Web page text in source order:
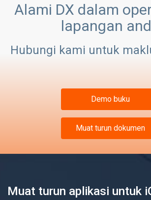
Alami DX dalam
lapangan
Hubungi kami untuk
Demo buku
Muat turun dokumen
Muat turun aplikasi untuk